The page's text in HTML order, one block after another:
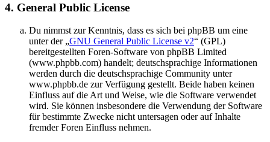
4. General Public License
Du nimmst zur Kenntnis, dass es sich bei phpBB um eine
unter der „GNU General Public License v2“ (GPL)
bereitgestellten Foren-Software von phpBB Limited
(www.phpbb.com) handelt; deutschsprachige Informationen
werden durch die deutschsprachige Community unter
www.phpbb.de zur Verfügung gestellt. Beide haben keinen
Einfluss auf die Art und Weise, wie die Software verwendet
wird. Sie können insbesondere die Verwendung der Software
für bestimmte Zwecke nicht untersagen oder auf Inhalte
fremder Foren Einfluss nehmen.